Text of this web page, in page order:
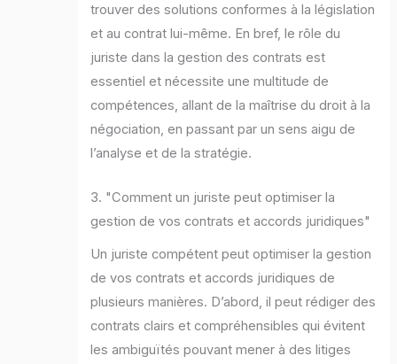
trouver des solutions conformes à la législation
et au contrat lui-même. En bref, le rôle du
juriste dans la gestion des contrats est
essentiel et nécessite une multitude de
compétences, allant de la maîtrise du droit à la
négociation, en passant par un sens aigu de
l’analyse et de la stratégie.
3. "Comment un juriste peut optimiser la
gestion de vos contrats et accords juridiques"
Un juriste compétent peut optimiser la gestion
de vos contrats et accords juridiques de
plusieurs manières. D’abord, il peut rédiger des
contrats clairs et compréhensibles qui évitent
les ambiguïtés pouvant mener à des litiges